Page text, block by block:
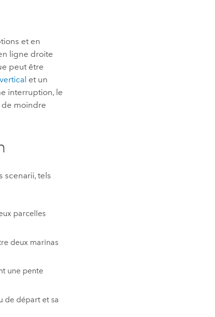
et en
ligne droite
peut être
et un
interruption, le
moindre
scenarii, tels
parcelles
deux marinas
une pente
de départ et sa